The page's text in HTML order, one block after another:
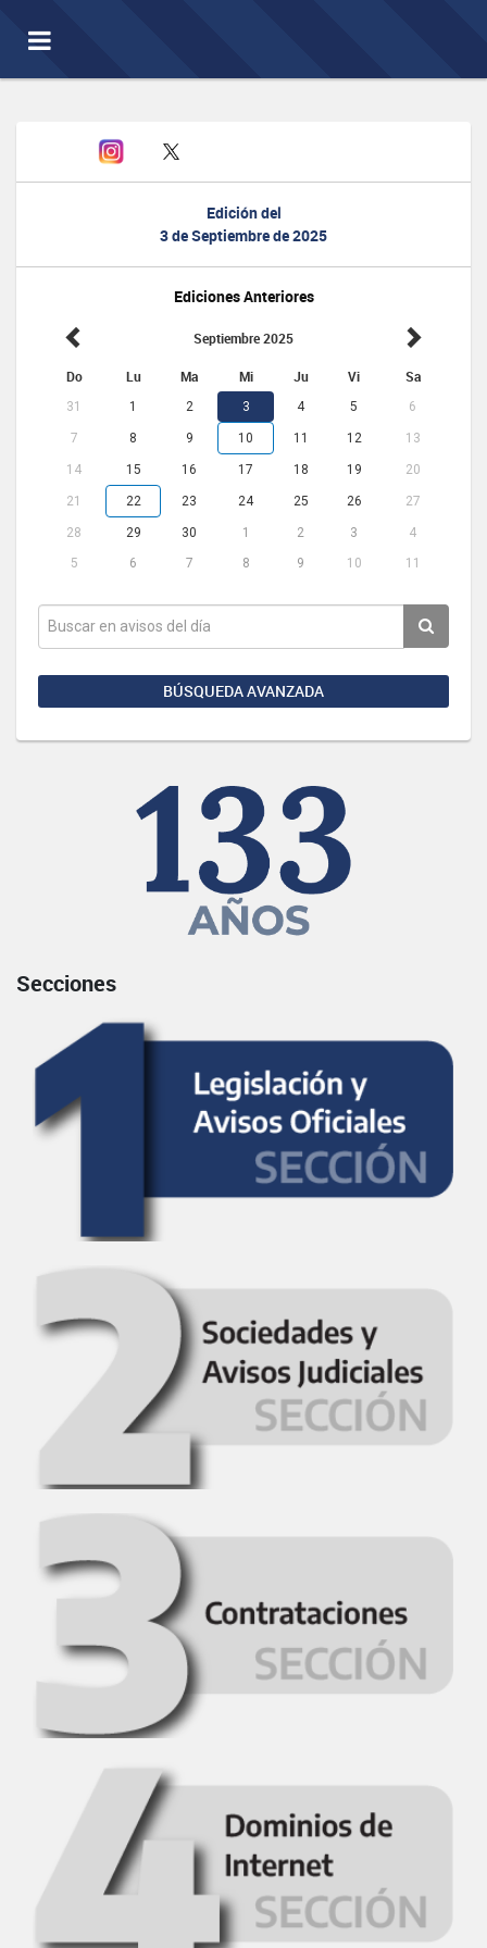
Toggle
navigation
Edición del
3 de Septiembre de 2025
Ediciones Anteriores
Septiembre 2025
Do Lu Ma Mi Ju Vi Sa
31 1 2 3 4 5 6
7 8 9 10 11 12 13
14 15 16 17 18 19 20
21 22 23 24 25 26 27
28 29 30 1 2 3
4
5
6 7 8 9 10 11
BÚSQUEDA AVANZADA
Secciones